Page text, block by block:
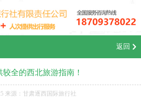
返回
全的西北旅游指南！
来源：甘肃逐西国际旅行社